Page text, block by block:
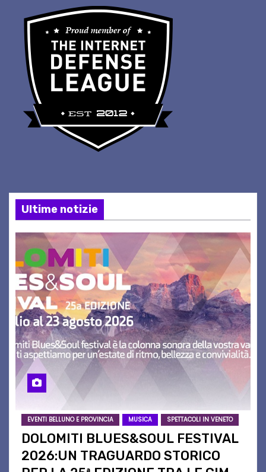
Ultime notizie
EVENTI BELLUNO E PROVINCIA MUSICA SPETTACOLI IN VENETO
DOLOMITI BLUES&SOUL FESTIVAL
2026:UN TRAGUARDO STORICO